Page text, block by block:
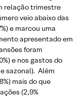
relação trimestre
veio abaixo das
e marcou uma
apresentado em
foram
e nos gastos do
sazonal). Além
mais do que
(2,9%